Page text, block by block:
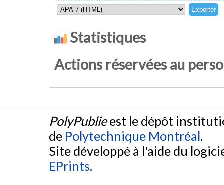
Statistiques
Actions réservées au
PolyPublieest le dépôt
de Polytechnique Montréal.
Site développé à l'aide du
EPrints.